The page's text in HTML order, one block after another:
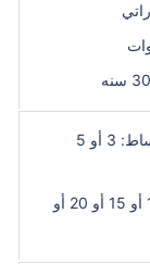
فترة سداد الأقساط: 3 أو 5
مدة الحماية: 10 أو 15 أو 20 أو